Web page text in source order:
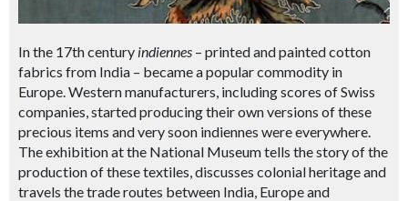
In the 17th century indiennes – printed and painted cotton
fabrics from India – became a popular commodity in
Europe. Western manufacturers, including scores of Swiss
companies, started producing their own versions of these
precious items and very soon indiennes were everywhere.
The exhibition at the National Museum tells the story of the
production of these textiles, discusses colonial heritage and
travels the trade routes between India, Europe and